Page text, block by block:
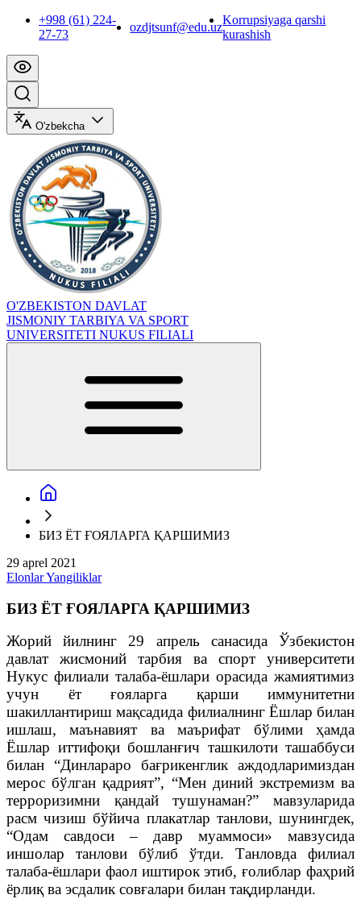
+998 (61) 224-
27-73
ozdjtsunf@edu.uz
Korrupsiyaga qarshi
kurashish
O'zbekcha
O'ZBEKISTON DAVLAT
JISMONIY TARBIYA VA SPORT
UNIVERSITETI NUKUS FILIALI
БИЗ ЁТ ҒОЯЛАРГА ҚАРШИМИЗ
29 aprel 2021
ElonlarYangiliklar
БИЗ ЁТ ҒОЯЛАРГА ҚАРШИМИЗ
Жорий йилнинг 29 апрель санасида Ўзбекистон
давлат жисмоний тарбия ва спорт университети
Нукус филиали талаба-ёшлари орасида жамиятимиз
учун ёт ғояларга қарши иммунитетни
шакиллантириш мақсадида филиалнинг Ёшлар билан
ишлаш, маънавият ва маърифат бўлими ҳамда
Ёшлар иттифоқи бошланғич ташкилоти ташаббуси
билан “Динлараро бағрикенглик аждодларимиздан
мерос бўлган қадрият”, “Мен диний экстремизм ва
терроризимни қандай тушунаман?” мавзуларида
расм чизиш бўйича плакатлар танлови, шунингдек,
“Одам савдоси – давр муаммоси» мавзусида
иншолар танлови бўлиб ўтди. Танловда филиал
талаба-ёшлари фаол иштирок этиб, ғолиблар фаҳрий
ёрлиқ ва эсдалик совғалари билан тақдирланди.